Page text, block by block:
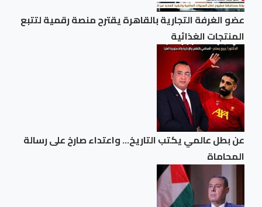
عضو الغرفة التجارية بالقاهرة يقترح منصة رقمية لتتبع
المنتجات الغذائية
عن بطل عالمي يكتب التاريخ… واعتداء صارخ على رسالة
المحاماة